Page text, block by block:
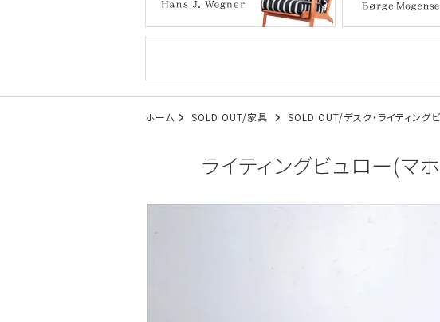
ホーム SOLD OUT/家具 SOLD OUT/デスク・ライティング
ライティングビュロー(マ